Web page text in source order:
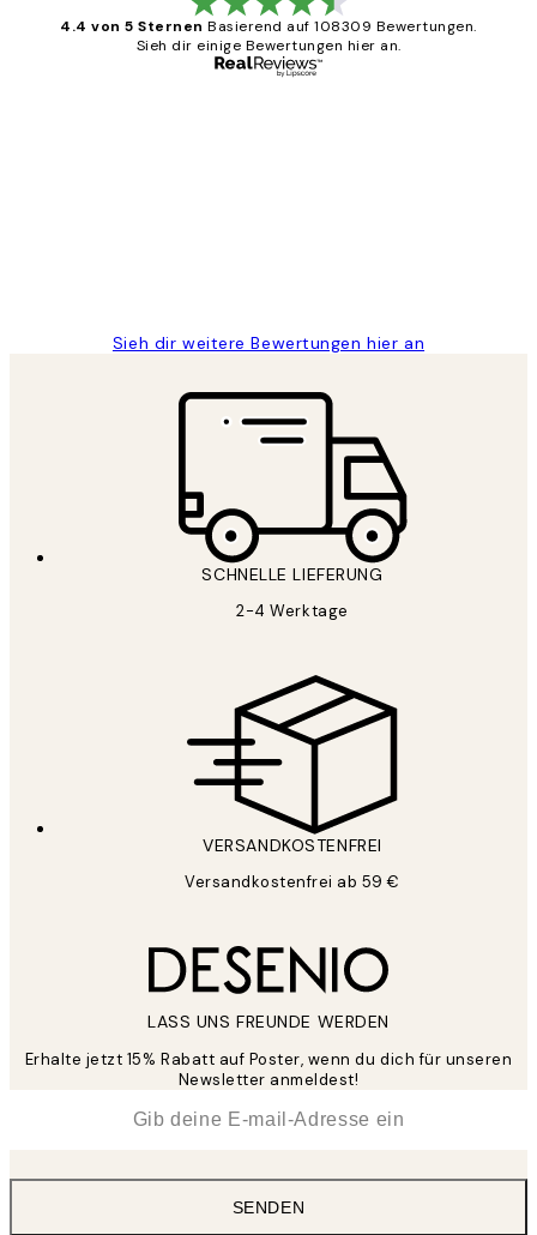
4.4 von 5 Sternen Basierend auf 108309 Bewertungen.
Sieh dir einige Bewertungen hier an.
Sieh dir weitere Bewertungen hier an
SCHNELLE LIEFERUNG
2-4 Werktage
VERSANDKOSTENFREI
Versandkostenfrei ab 59 €
LASS UNS FREUNDE WERDEN
Erhalte jetzt 15% Rabatt auf Poster, wenn du dich für unseren
Newsletter anmeldest!
SENDEN